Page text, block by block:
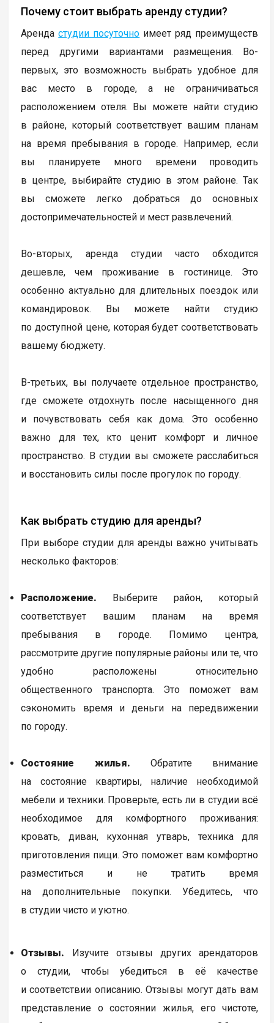
Почему стоит выбрать аренду студии?
Арендастудии посуточно имеет ряд преимуществ
перед другими вариантами размещения. Во-
первых, это возможность выбрать удобное для
вас место в городе, а не ограничиваться
расположением отеля. Вы можете найти студию
в районе, который соответствует вашим планам
на время пребывания в городе. Например, если
вы планируете много времени проводить
в центре, выбирайте студию в этом районе. Так
вы сможете легко добраться до основных
достопримечательностей и мест развлечений.
Во-вторых, аренда студии часто обходится
дешевле, чем проживание в гостинице. Это
особенно актуально для длительных поездок или
командировок. Вы можете найти студию
по доступной цене, которая будет соответствовать
вашему бюджету.
В-третьих, вы получаете отдельное пространство,
где сможете отдохнуть после насыщенного дня
и почувствовать себя как дома. Это особенно
важно для тех, кто ценит комфорт и личное
пространство. В студии вы сможете расслабиться
и восстановить силы после прогулок по городу.
Как выбрать студию для аренды?
При выборе студии для аренды важно учитывать
несколько факторов:
Расположение. Выберите район, который
соответствует вашим планам на время
пребывания в городе. Помимо центра,
рассмотрите другие популярные районы или те, что
удобно расположены относительно
общественного транспорта. Это поможет вам
сэкономить время и деньги на передвижении
по городу.
Состояние жилья. Обратите внимание
на состояние квартиры, наличие необходимой
мебели и техники. Проверьте, есть ли в студии всё
необходимое для комфортного проживания:
кровать, диван, кухонная утварь, техника для
приготовления пищи. Это поможет вам комфортно
разместиться и не тратить время
на дополнительные покупки. Убедитесь, что
в студии чисто и уютно.
Отзывы. Изучите отзывы других арендаторов
о студии, чтобы убедиться в её качестве
и соответствии описанию. Отзывы могут дать вам
представление о состоянии жилья, его чистоте,